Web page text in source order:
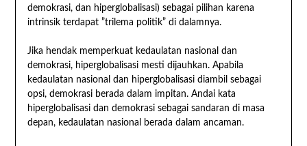
demokrasi, dan hiperglobalisasi) sebagai pilihan karena
intrinsik terdapat ”trilema politik” di dalamnya.
Jika hendak memperkuat kedaulatan nasional dan
demokrasi, hiperglobalisasi mesti dijauhkan. Apabila
kedaulatan nasional dan hiperglobalisasi diambil sebagai
opsi, demokrasi berada dalam impitan. Andai kata
hiperglobalisasi dan demokrasi sebagai sandaran di masa
depan, kedaulatan nasional berada dalam ancaman.